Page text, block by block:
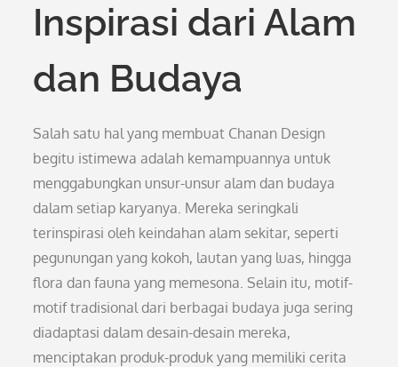
Inspirasi dari Alam
dan Budaya
Salah satu hal yang membuat Chanan Design
begitu istimewa adalah kemampuannya untuk
menggabungkan unsur-unsur alam dan budaya
dalam setiap karyanya. Mereka seringkali
terinspirasi oleh keindahan alam sekitar, seperti
pegunungan yang kokoh, lautan yang luas, hingga
flora dan fauna yang memesona. Selain itu, motif-
motif tradisional dari berbagai budaya juga sering
diadaptasi dalam desain-desain mereka,
menciptakan produk-produk yang memiliki cerita